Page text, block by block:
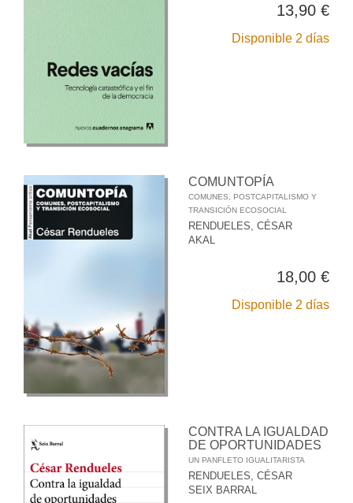
13,90 €
Disponible 2 días
COMUNTOPÍA
COMUNES, POSTCAPITALISMO Y
TRANSICIÓN ECOSOCIAL
RENDUELES, CÉSAR
AKAL
18,00 €
Disponible 2 días
CONTRA LA IGUALDAD
DE OPORTUNIDADES
UN PANFLETO IGUALITARISTA
RENDUELES, CÉSAR
SEIX BARRAL